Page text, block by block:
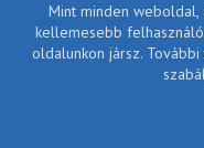
Mint minden weboldal,
kellemesebb
oldalunkon jársz.